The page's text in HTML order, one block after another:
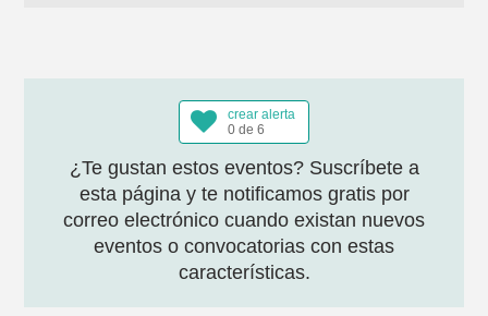
crear alerta
0 de 6
¿Te gustan estos eventos? Suscríbete a
esta página y te notificamos gratis por
correo electrónico cuando existan nuevos
eventos o convocatorias con estas
características.